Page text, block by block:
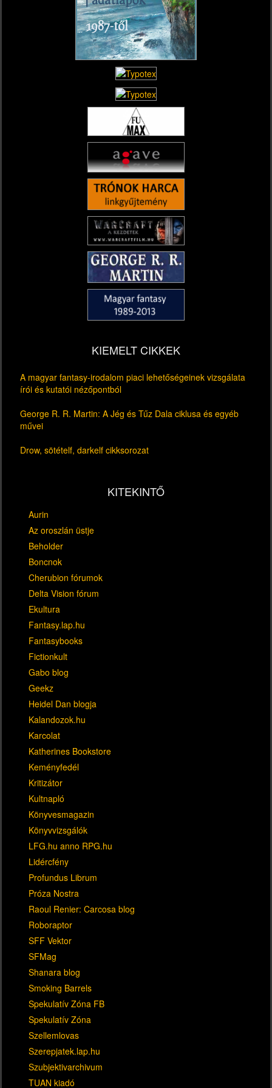
KIEMELT CIKKEK
A magyar fantasy-irodalom piaci lehetőségeinek vizsgálata
írói és kutatói nézőpontból
George R. R. Martin: A Jég és Tűz Dala ciklusa és egyéb
művei
Drow, sötételf, darkelf cikksorozat
KITEKINTŐ
Aurin
Az oroszlán üstje
Beholder
Boncnok
Cherubion fórumok
Delta Vision fórum
Ekultura
Fantasy.lap.hu
Fantasybooks
Fictionkult
Gabo blog
Geekz
Heidel Dan blogja
Kalandozok.hu
Karcolat
Katherines Bookstore
Keményfedél
Kritizátor
Kultnapló
Könyvesmagazin
Könyvvizsgálók
LFG.hu anno RPG.hu
Lidércfény
Profundus Librum
Próza Nostra
Raoul Renier: Carcosa blog
Roboraptor
SFF Vektor
SFMag
Shanara blog
Smoking Barrels
Spekulatív Zóna FB
Spekulatív Zóna
Szellemlovas
Szerepjatek.lap.hu
Szubjektivarchivum
TUAN kiadó